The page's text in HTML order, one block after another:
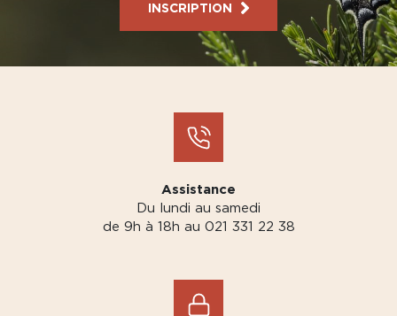
INSCRIPTION
Assistance
Du lundi au samedi
de 9h à 18h au 021 331 22 38